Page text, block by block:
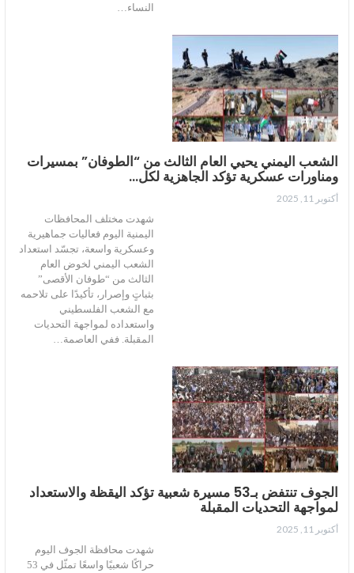
النساء…
الشعب اليمني يحيي العام الثالث من “الطوفان” بمسيرات
ومناورات عسكرية تؤكد الجاهزية لكل…
أكتوبر 11, 2025
شهدت مختلف المحافظات
اليمنية اليوم فعاليات جماهيرية
وعسكرية واسعة، تجسّد استعداد
الشعب اليمني لخوض العام
الثالث من “طوفان الأقصى”
بثباتٍ وإصرار، تأكيدًا على تلاحمه
مع الشعب الفلسطيني
واستعداده لمواجهة التحديات
المقبلة. ففي العاصمة…
الجوف تنتفض بـ53 مسيرة شعبية تؤكد اليقظة والاستعداد
لمواجهة التحديات المقبلة
أكتوبر 11, 2025
شهدت محافظة الجوف اليوم
حراكًا شعبيًا واسعًا تمثّل في 53